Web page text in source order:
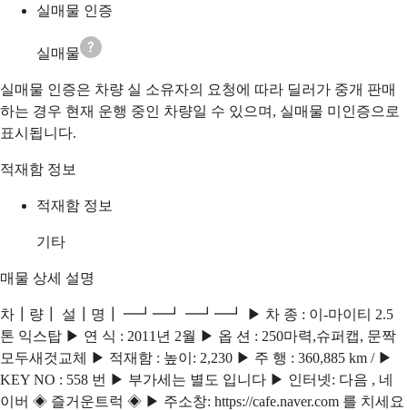
실매물 인증
실매물
실매물 인증은 차량 실 소유자의 요청에 따라 딜러가 중개 판매
하는 경우 현재 운행 중인 차량일 수 있으며, 실매물 미인증으로
표시됩니다.
적재함 정보
적재함 정보
기타
매물 상세 설명
차┃량┃ 설┃명┃ ━┛━┛ ━┛━┛ ▶ 차 종 : 이-마이티 2.5
톤 익스탑 ▶ 연 식 : 2011년 2월 ▶ 옵 션 : 250마력,슈퍼캡, 문짝
모두새것교체 ▶ 적재함 : 높이: 2,230 ▶ 주 행 : 360,885 km / ▶
KEY NO : 558 번 ▶ 부가세는 별도 입니다 ▶ 인터넷: 다음 , 네
이버 ◈ 즐거운트럭 ◈ ▶ 주소창: https://cafe.naver.com 를 치세요